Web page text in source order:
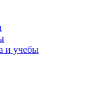
и учебы